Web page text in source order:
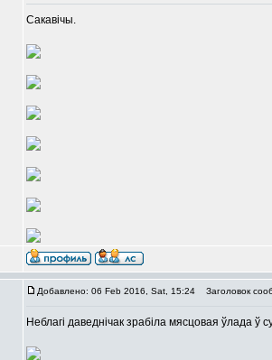
Сакавічы.
Добавлено: 06 Feb 2016, Sat, 15:24 Заголовок
Неблагі даведнічак зрабіла мясцовая ўлада